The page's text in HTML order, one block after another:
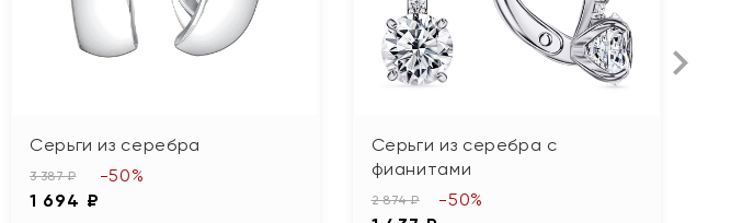
Серьги из серебра
3 387 ₽
1 694 ₽
-50%
Серьги из серебра с
фианитами
2 874 ₽ -50%